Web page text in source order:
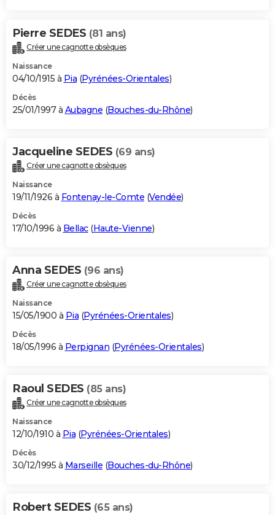
Pierre SEDES (81 ans)
Créer une cagnotte obsèques
Naissance
04/10/1915 à Pia (Pyrénées-Orientales)
Décès
25/01/1997 à Aubagne (Bouches-du-Rhône)
Jacqueline SEDES (69 ans)
Créer une cagnotte obsèques
Naissance
19/11/1926 à Fontenay-le-Comte (Vendée)
Décès
17/10/1996 à Bellac(Haute-Vienne)
Anna SEDES (96 ans)
Créer une cagnotte obsèques
Naissance
15/05/1900 à Pia (Pyrénées-Orientales)
Décès
18/05/1996 à Perpignan (Pyrénées-Orientales)
Raoul SEDES (85 ans)
Créer une cagnotte obsèques
Naissance
12/10/1910 à Pia (Pyrénées-Orientales)
Décès
30/12/1995 à Marseille (Bouches-du-Rhône)
Robert SEDES (65 ans)